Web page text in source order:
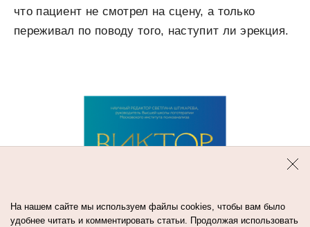
что пациент не смотрел на сцену, а только
переживал по поводу того, наступит ли эрекция.
На нашем сайте мы используем файлы cookies, чтобы вам было
удобнее читать и комментировать статьи. Продолжая использовать